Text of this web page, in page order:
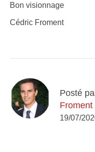
Bon visionnage
Cédric Froment
Posté
Froment
19/07/